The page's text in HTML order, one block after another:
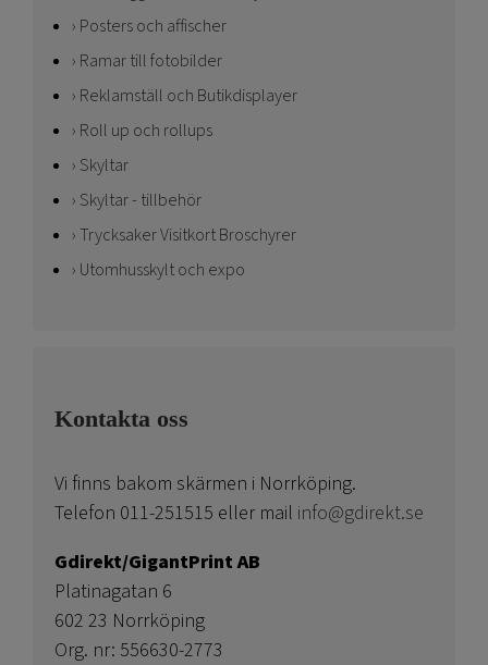
Posters och affischer
Ramar till fotobilder
Reklamställ och Butikdisplayer
Roll up och rollups
Skyltar
Skyltar - tillbehör
Trycksaker Visitkort Broschyrer
Utomhusskylt och expo
Kontakta oss
Vi finns bakom skärmen i Norrköping.
Telefon 011-251515 eller mail info@gdirekt.se
Gdirekt/GigantPrint AB
Platinagatan 6
602 23 Norrköping
Org. nr: 556630-2773